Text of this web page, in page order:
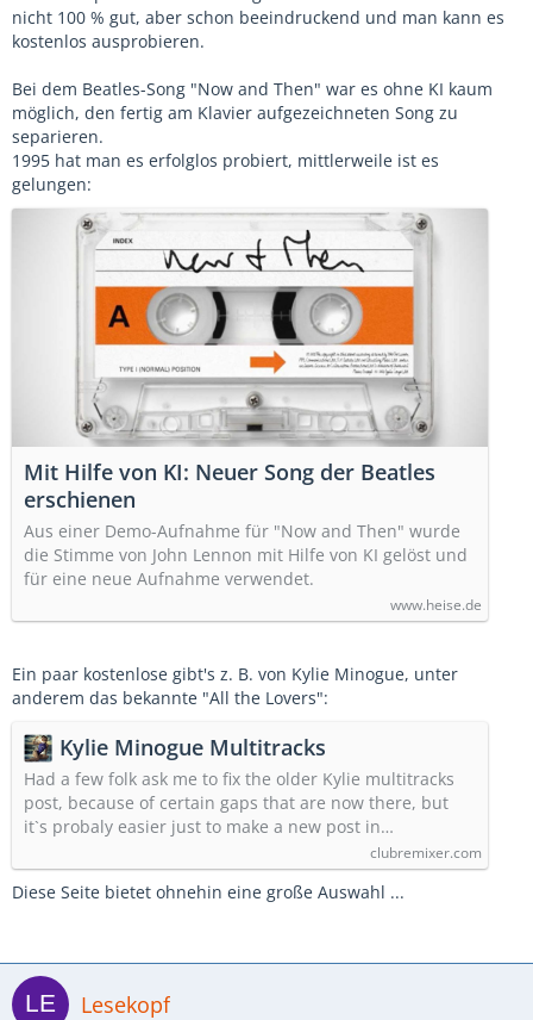
nicht 100 % gut, aber schon beeindruckend und man kann es
kostenlos ausprobieren.
Bei dem Beatles-Song "Now and Then" war es ohne KI kaum
möglich, den fertig am Klavier aufgezeichneten Song zu
separieren.
1995 hat man es erfolglos probiert, mittlerweile ist es
gelungen:
Mit Hilfe von KI: Neuer Song der Beatles
erschienen
Aus einer Demo-Aufnahme für "Now and Then" wurde
die Stimme von John Lennon mit Hilfe von KI gelöst und
für eine neue Aufnahme verwendet.
www.heise.de
Ein paar kostenlose gibt's z. B. von Kylie Minogue, unter
anderem das bekannte "All the Lovers":
Kylie Minogue Multitracks
Had a few folk ask me to fix the older Kylie multitracks
post, because of certain gaps that are now there, but
it`s probaly easier just to make a new post in…
clubremixer.com
Diese Seite bietet ohnehin eine große Auswahl ...
Lesekopf